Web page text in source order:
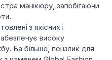
манікюру, запобігаючи
з якісних і
високу
Ба більше, пензлик для